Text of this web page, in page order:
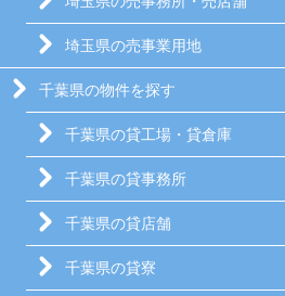
埼玉県の売事業用地
千葉県の物件を探す
千葉県の貸工場・貸倉庫
千葉県の貸事務所
千葉県の貸店舗
千葉県の貸寮